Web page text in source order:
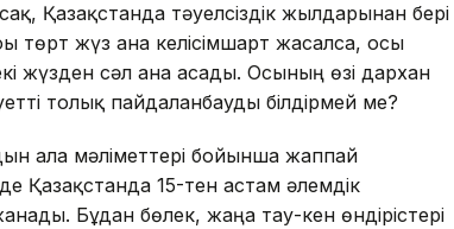
Қазақстанда тәуелсіздік жылдарынан бері
төрт жүз ғана келісімшарт жасалса, осы
жүзден сәл ғана асады. Осының өзі дархан
толық пайдаланбауды білдірмей ме?
ала мәліметтері бойынша жаппай
Қазақстанда 15-тен астам әлемдік
Бұдан бөлек, жаңа тау-кен өндірістері